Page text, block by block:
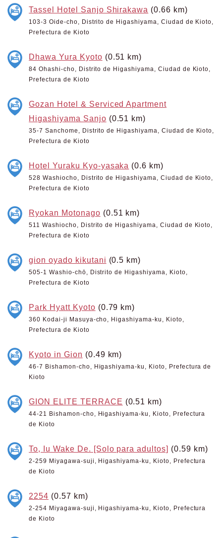
Tassel Hotel Sanjo Shirakawa (0.66 km)
103-3 Oide-cho, Distrito de Higashiyama, Ciudad de Kioto,
Prefectura de Kioto
Dhawa Yura Kyoto (0.51 km)
84 Ohashi-cho, Distrito de Higashiyama, Ciudad de Kioto,
Prefectura de Kioto
Gozan Hotel & Serviced Apartment
Higashiyama Sanjo (0.51 km)
35-7 Sanchome, Distrito de Higashiyama, Ciudad de Kioto,
Prefectura de Kioto
Hotel Yuraku Kyo-yasaka (0.6 km)
528 Washiocho, Distrito de Higashiyama, Ciudad de Kioto,
Prefectura de Kioto
Ryokan Motonago (0.51 km)
511 Washiocho, Distrito de Higashiyama, Ciudad de Kioto,
Prefectura de Kioto
gion oyado kikutani (0.5 km)
505-1 Washio-chō, Distrito de Higashiyama, Kioto,
Prefectura de Kioto
Park Hyatt Kyoto (0.79 km)
360 Kodai-ji Masuya-cho, Higashiyama-ku, Kioto,
Prefectura de Kioto
Kyoto in Gion (0.49 km)
46-7 Bishamon-cho, Higashiyama-ku, Kioto, Prefectura de
Kioto
GION ELITE TERRACE (0.51 km)
44-21 Bishamon-cho, Higashiyama-ku, Kioto, Prefectura
de Kioto
To, Iu Wake De. [Solo para adultos] (0.59 km)
2-259 Miyagawa-suji, Higashiyama-ku, Kioto, Prefectura
de Kioto
2254 (0.57 km)
2-254 Miyagawa-suji, Higashiyama-ku, Kioto, Prefectura
de Kioto